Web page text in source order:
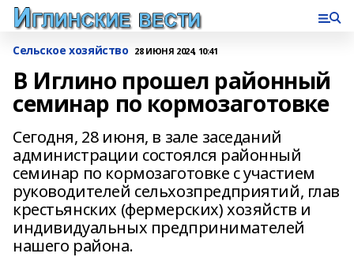
Сельское хозяйство 28 ИЮНЯ 2024, 10:41
В Иглино прошел районный
семинар по кормозаготовке
Сегодня, 28 июня, в зале заседаний
администрации состоялся районный
семинар по кормозаготовке с участием
руководителей сельхозпредприятий, глав
крестьянских (фермерских) хозяйств и
индивидуальных предпринимателей
нашего района.